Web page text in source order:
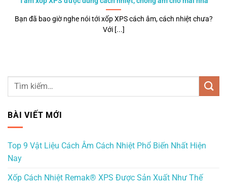
Bạn đã bao giờ nghe nói tới xốp XPS cách âm, cách nhiệt chưa?
Với [...]
BÀI VIẾT MỚI
Top 9 Vật Liệu Cách Âm Cách Nhiệt Phổ Biến Nhất Hiện
Nay
Xốp Cách Nhiệt Remak® XPS Được Sản Xuất Như Thế